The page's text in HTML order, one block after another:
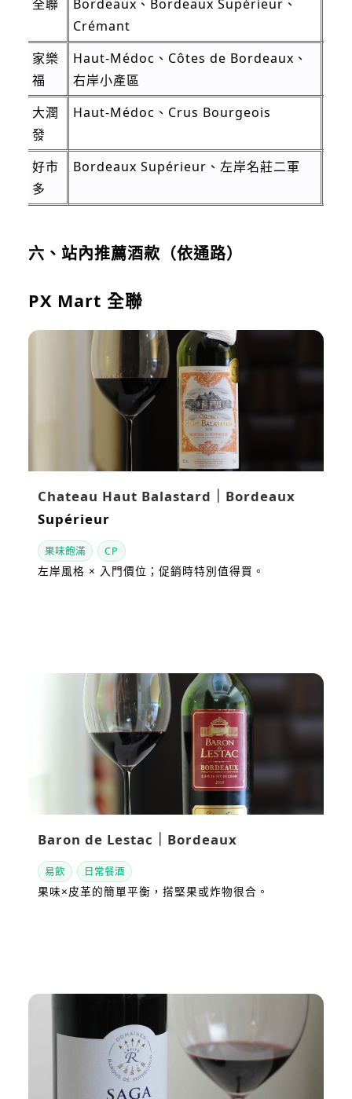
全聯
Bordeaux、Bordeaux Supérieur、
Crémant
家樂
福
Haut-Médoc、Côtes de Bordeaux、
右岸小產區
大潤
發
Haut-Médoc、Crus Bourgeois
好市
多
Bordeaux Supérieur、左岸名莊二軍
六、站內推薦酒款（依通路）
PX Mart 全聯
Chateau Haut Balastard｜Bordeaux
Supérieur
果味飽滿 CP
左岸風格 × 入門價位；促銷時特別值得買。
Baron de Lestac｜Bordeaux
易飲 日常餐酒
果味×皮革的簡單平衡，搭堅果或炸物很合。